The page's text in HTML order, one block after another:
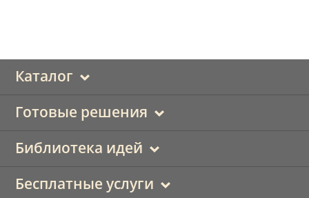
Каталог
Готовые решения
Библиотека идей
Бесплатные услуги